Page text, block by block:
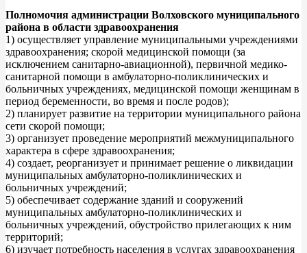
Полномочия администрации Волховского муниципального
района в области здравоохранения
1) осуществляет управление муниципальными учреждениями
здравоохранения; скорой медицинской помощи (за
исключением санитарно-авиационной), первичной медико-
санитарной помощи в амбулаторно-поликлинических и
больничных учреждениях, медицинской помощи женщинам в
период беременности, во время и после родов);
2) планирует развитие на территории муниципального района
сети скорой помощи;
3) организует проведение мероприятий межмуниципального
характера в сфере здравоохранения;
4) создает, реорганизует и принимает решение о ликвидации
муниципальных амбулаторно-поликлинических и
больничных учреждений;
5) обеспечивает содержание зданий и сооружений
муниципальных амбулаторно-поликлинических и
больничных учреждений, обустройство прилегающих к ним
территорий;
6) изучает потребность населения в услугах здравоохранения